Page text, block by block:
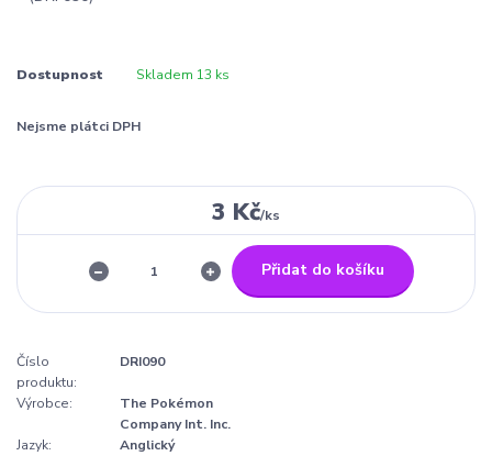
Dostupnost Skladem 13 ks
Nejsme plátci DPH
3 Kč/ks
Přidat do košíku
Číslo
produktu:
DRI090
Výrobce:
The Pokémon
Company Int. Inc.
Jazyk:
Anglický